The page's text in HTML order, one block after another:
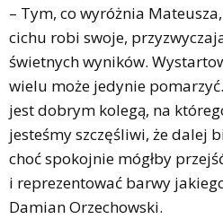
– Tym, co wyróżnia
cichu robi swoje,
świetnych wyników.
wielu może jedynie
jest dobrym kolegą, na
jesteśmy szczęśliwi, że dalej
choć spokojnie mógłby
i reprezentować barwy
Damian Orzechowski.